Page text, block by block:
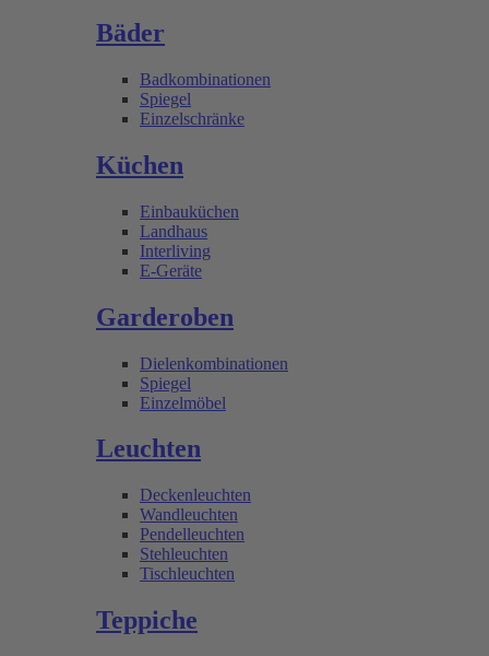
Bäder
Badkombinationen
Spiegel
Einzelschränke
Küchen
Einbauküchen
Landhaus
Interliving
E-Geräte
Garderoben
Dielenkombinationen
Spiegel
Einzelmöbel
Leuchten
Deckenleuchten
Wandleuchten
Pendelleuchten
Stehleuchten
Tischleuchten
Teppiche